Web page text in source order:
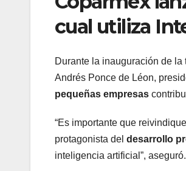
cual utiliza
Durante la inauguración de
Andrés Ponce de Léon,
pequeñas empresas
“Es importante que
protagonista del desarrollo
inteligencia artificial”, aseguró.